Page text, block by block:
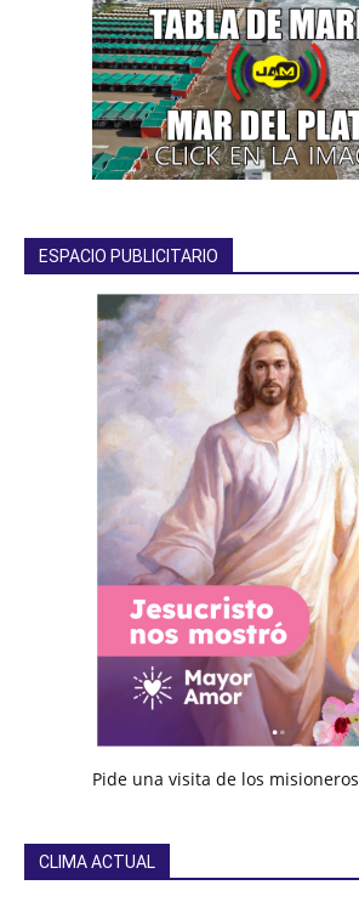
ESPACIO PUBLICITARIO
Pide una visita de los misioneros
CLIMA ACTUAL